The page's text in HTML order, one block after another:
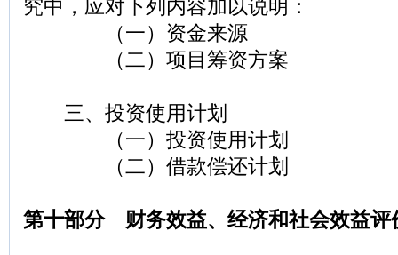
究中，应对下列内容加以说明：
（一）资金来源
（二）项目筹资方案
三、投资使用计划
（一）投资使用计划
（二）借款偿还计划
第十部分 财务效益、经济和社会效益评